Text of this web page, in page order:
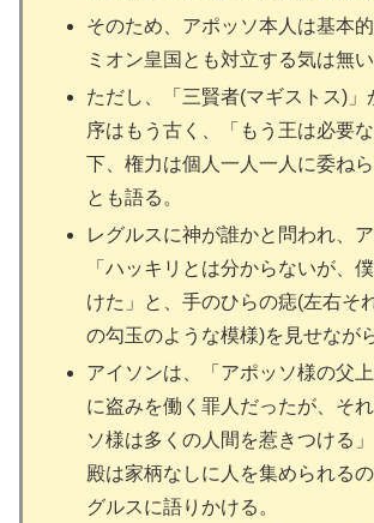
そのため、アポッソ本人は基本
ミオン皇国とも対立する気は無い
ただし、「三賢者(マギストス)」
序はもう古く、「もう王は必要
下、権力は個人一人一人に委ねら
とも語る。
レグルスに神が誰かと問われ、
「ハッキリとは分からないが、
けた」と、手のひらの痣(左右そ
の勾玉のような模様)を見せなが
アイソンは、「アポッソ様の父
に盗みを働く罪人だったが、そ
ソ様は多くの人間を惹きつける
殿は家柄なしに人を集められる
グルスに語りかける。